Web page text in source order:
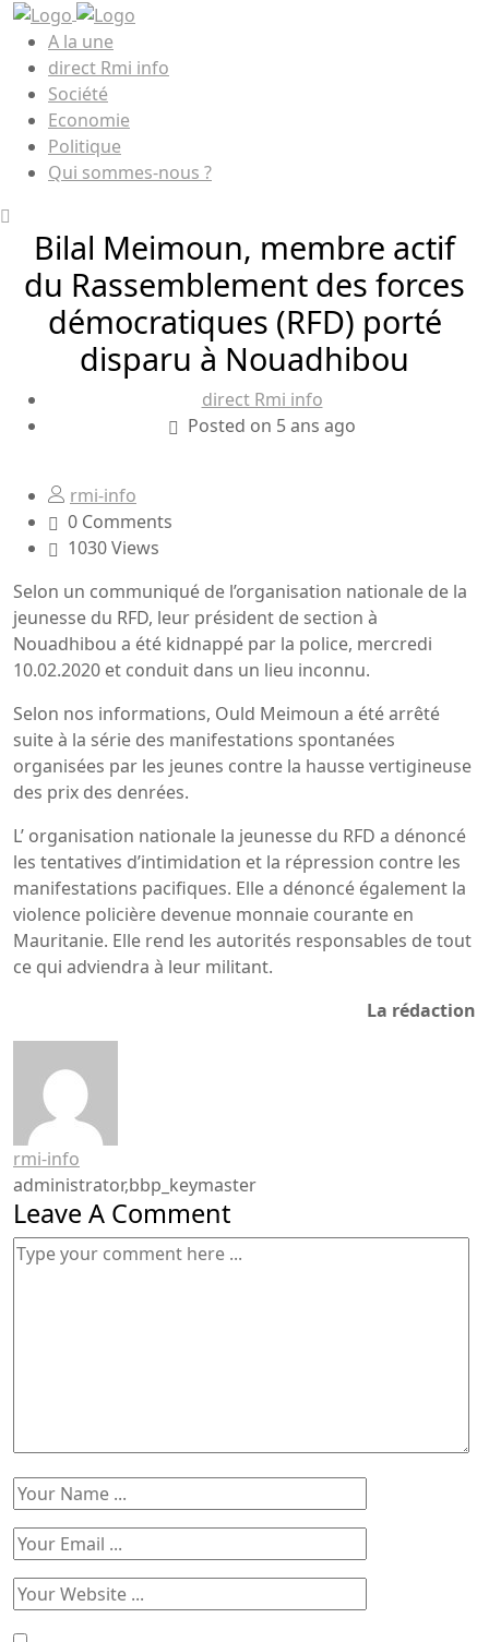
A la une
direct Rmi info
Société
Economie
Politique
Qui sommes-nous ?
Bilal Meimoun, membre actif
du Rassemblement des forces
démocratiques (RFD) porté
disparu à Nouadhibou
direct Rmi info
Posted on 5 ans ago
rmi-info
0 Comments
1030 Views
Selon un communiqué de l’organisation nationale de la
jeunesse du RFD, leur président de section à
Nouadhibou a été kidnappé par la police, mercredi
10.02.2020 et conduit dans un lieu inconnu.
Selon nos informations, Ould Meimoun a été arrêté
suite à la série des manifestations spontanées
organisées par les jeunes contre la hausse vertigineuse
des prix des denrées.
L’ organisation nationale la jeunesse du RFD a dénoncé
les tentatives d’intimidation et la répression contre les
manifestations pacifiques. Elle a dénoncé également la
violence policière devenue monnaie courante en
Mauritanie. Elle rend les autorités responsables de tout
ce qui adviendra à leur militant.
La rédaction
rmi-info
administrator,bbp_keymaster
Leave A Comment